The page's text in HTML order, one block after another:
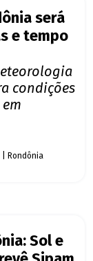
será
e tempo
condições
| Rondônia
Sol e